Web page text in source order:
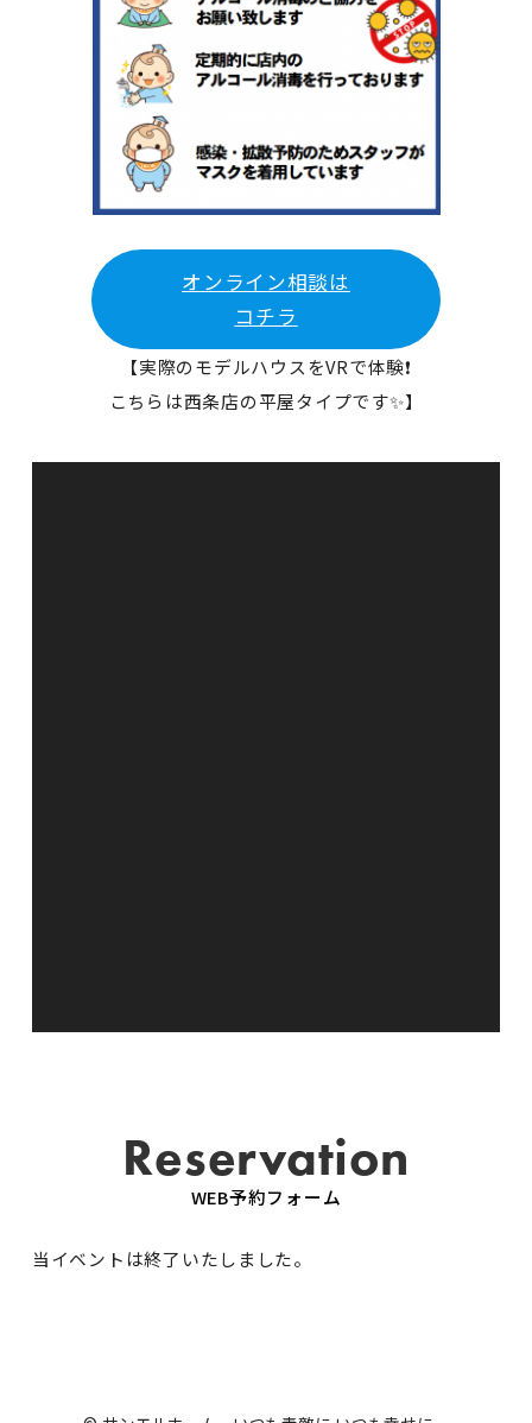
オンライン相談は
コチラ
【実際のモデルハウスをVRで体験❗
こちらは西条店の平屋タイプです✨】
Reservation
WEB予約フォーム
当イベントは終了いたしました。